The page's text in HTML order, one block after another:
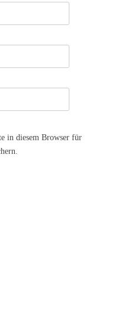
in diesem Browser für